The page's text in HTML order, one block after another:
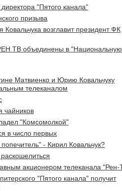
"Пятого канала"
призыва
возглавит президент ФК
ТВ объединены в "Национальную
Матвиенко и Юрию Ковальчуку
телеканалом
чайников
"Комсомолкой"
в число первых
- Кирил Ковальчук?
акционером телеканала
"Пятого канала" получит